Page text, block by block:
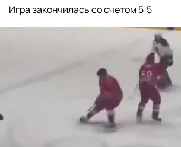
Игра закончилась со счетом 5:5